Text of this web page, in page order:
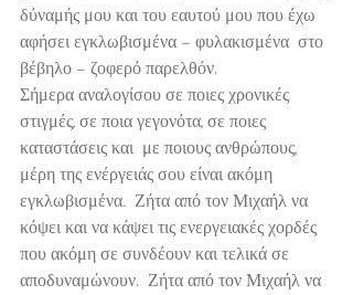
δύναμής μου και του εαυτού μου που έχω
αφήσει εγκλωβισμένα – φυλακισμένα  στο
βέβηλο – ζοφερό παρελθόν.
Σήμερα αναλογίσου σε ποιες χρονικές
στιγμές, σε ποια γεγονότα, σε ποιες
καταστάσεις και  με ποιους ανθρώπους,
μέρη της ενέργειάς σου είναι ακόμη
εγκλωβισμένα.  Ζήτα από τον Μιχαήλ να
κόψει και να κάψει τις ενεργειακές χορδές
που ακόμη σε συνδέουν και τελικά σε
αποδυναμώνουν.  Ζήτα από τον Μιχαήλ να